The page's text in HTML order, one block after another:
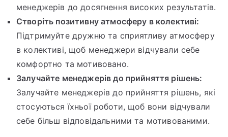
менеджерів до досягнення високих результатів.
Створіть позитивну атмосферу в колективі:
Підтримуйте дружню та сприятливу атмосферу
в колективі, щоб менеджери відчували себе
комфортно та мотивовано.
Залучайте менеджерів до прийняття рішень:
Залучайте менеджерів до прийняття рішень, які
стосуються їхньої роботи, щоб вони відчували
себе більш відповідальними та мотивованими.